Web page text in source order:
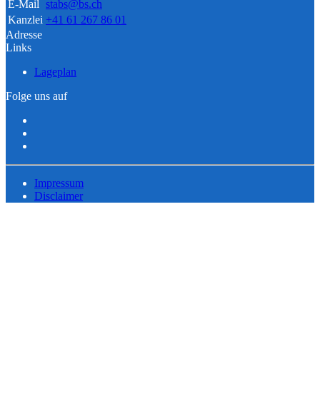
E-Mail stabs@bs.ch
Kanzlei +41 61 267 86 01
Adresse
Links
Lageplan
Folge uns auf
Impressum
Disclaimer